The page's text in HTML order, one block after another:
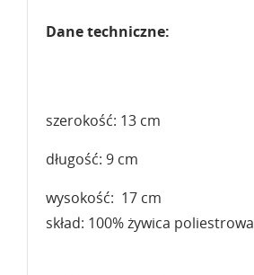
Dane techniczne:
szerokość: 13 cm
długość: 9 cm
wysokość: 17 cm
skład: 100% żywica poliestrowa